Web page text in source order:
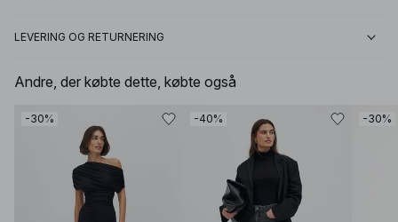
LEVERING OG RETURNERING
Andre, der købte dette, købte også
-30% -40% -30%